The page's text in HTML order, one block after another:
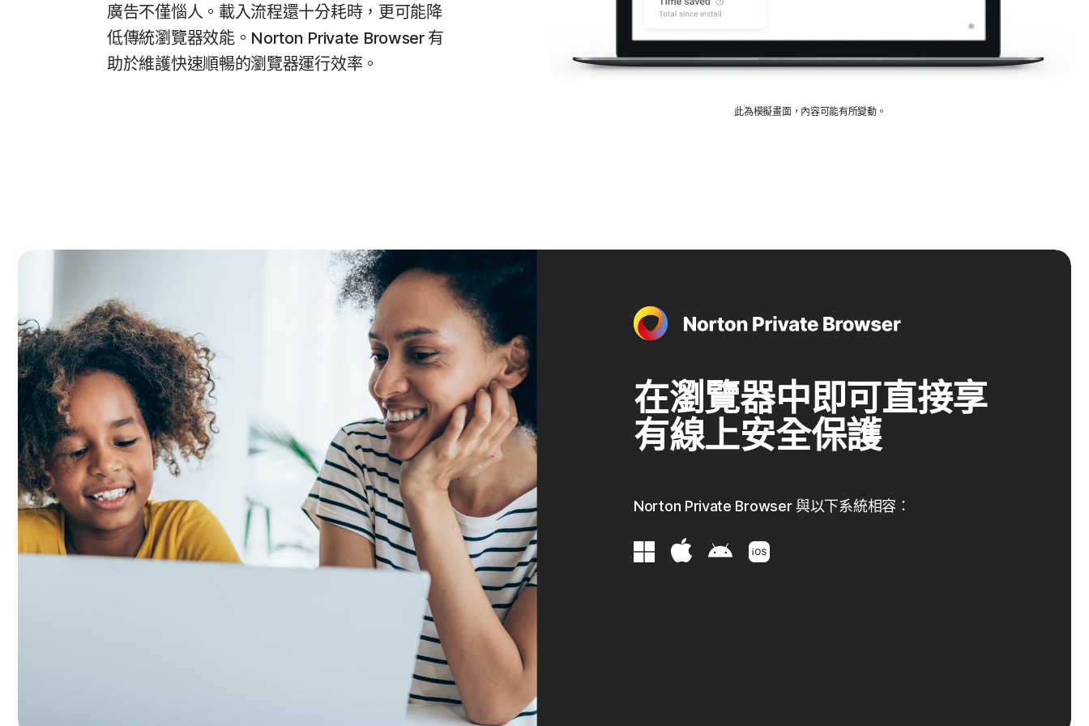
此為模擬畫面，內容可能有所變動。
廣告不僅惱人。載入流程還十分耗時，更可能降
低傳統瀏覽器效能。Norton Private Browser 有
助於維護快速順暢的瀏覽器運行效率 。
在瀏覽器中即可直接享
有線上安全保護
Norton Private Browser 與以下系統相容：